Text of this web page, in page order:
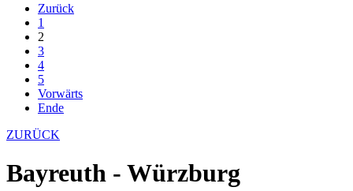
Zurück
1
2
3
4
5
Vorwärts
Ende
ZURÜCK
Bayreuth - Würzburg